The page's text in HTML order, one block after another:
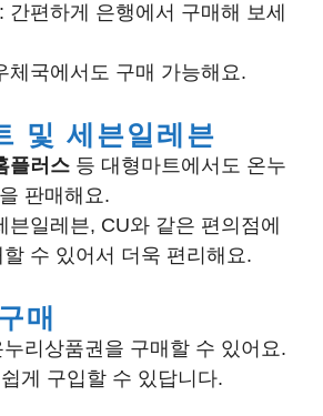
: 간편하게 은행에서 구매해 보세
체국에서도 구매 가능해요.
및 세븐일레븐
플러스 등 대형마트에서도 온누
판매해요.
븐일레븐, CU와 같은 편의점에
수 있어서 더욱 편리해요.
매
리상품권을 구매할 수 있어요.
게 구입할 수 있답니다.